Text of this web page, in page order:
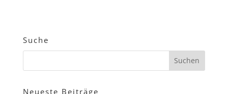
Suche
Neueste Beiträge